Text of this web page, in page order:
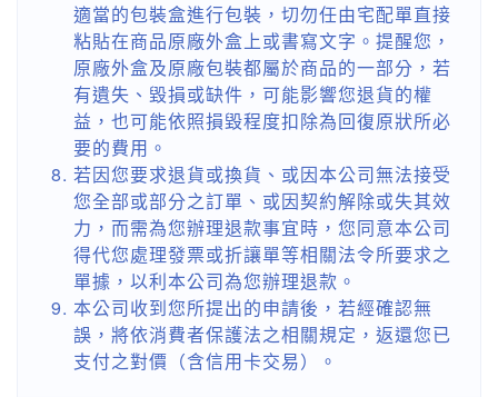
適當的包裝盒進行包裝，切勿任由宅配單直接
粘貼在商品原廠外盒上或書寫文字。提醒您，
原廠外盒及原廠包裝都屬於商品的一部分，若
有遺失、毀損或缺件，可能影響您退貨的權
益，也可能依照損毀程度扣除為回復原狀所必
要的費用。
若因您要求退貨或換貨、或因本公司無法接受
您全部或部分之訂單、或因契約解除或失其效
力，而需為您辦理退款事宜時，您同意本公司
得代您處理發票或折讓單等相關法令所要求之
單據，以利本公司為您辦理退款。
本公司收到您所提出的申請後，若經確認無
誤，將依消費者保護法之相關規定，返還您已
支付之對價（含信用卡交易）。